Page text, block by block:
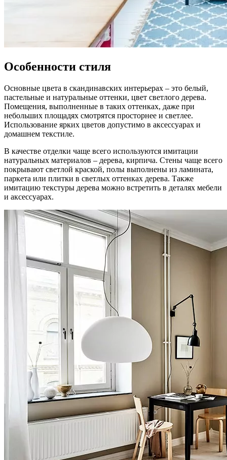
Особенности стиля
Основные цвета в скандинавских интерьерах – это белый,
пастельные и натуральные оттенки, цвет светлого дерева.
Помещения, выполненные в таких оттенках, даже при
небольших площадях смотрятся просторнее и светлее.
Использование ярких цветов допустимо в аксессуарах и
домашнем текстиле.
В качестве отделки чаще всего используются имитации
натуральных материалов – дерева, кирпича. Стены чаще всего
покрывают светлой краской, полы выполнены из ламината,
паркета или плитки в светлых оттенках дерева. Также
имитацию текстуры дерева можно встретить в деталях мебели
и аксессуарах.